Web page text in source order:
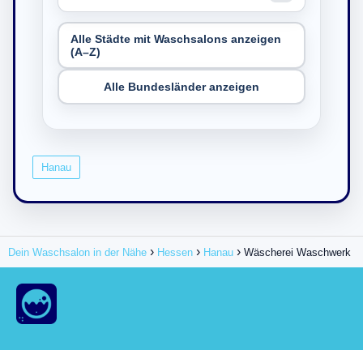
Alle Städte mit Waschsalons anzeigen
(A–Z)
Alle Bundesländer anzeigen
Hanau
Dein Waschsalon in der Nähe Hessen Hanau Wäscherei Waschwerk